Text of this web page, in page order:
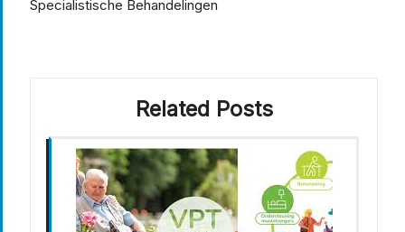
Specialistische Behandelingen
Related Posts